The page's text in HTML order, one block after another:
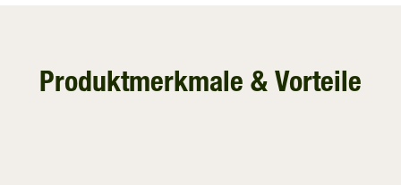
Produktmerkmale & Vorteile